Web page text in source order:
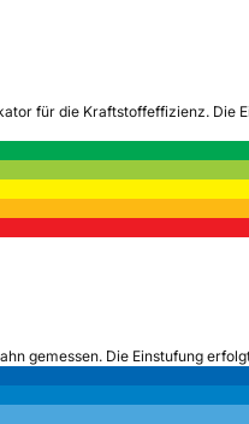
für die Kraftstoffeffizienz. Die
gemessen. Die Einstufung